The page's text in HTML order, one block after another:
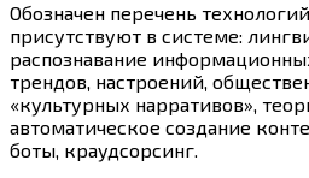
Обозначен перечень
присутствуют в системе:
распознавание
трендов, настроений,
«культурных нарративов»,
автоматическое создание
боты, краудсорсинг.